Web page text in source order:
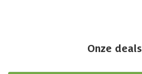
Onze deals